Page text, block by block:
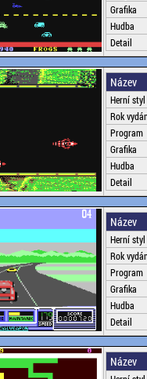
Grafika
Hudba
Detail
Název
Herní styl
Rok
Program
Grafika
Hudba
Detail
Název
Herní styl
Rok
Program
Grafika
Hudba
Detail
Název